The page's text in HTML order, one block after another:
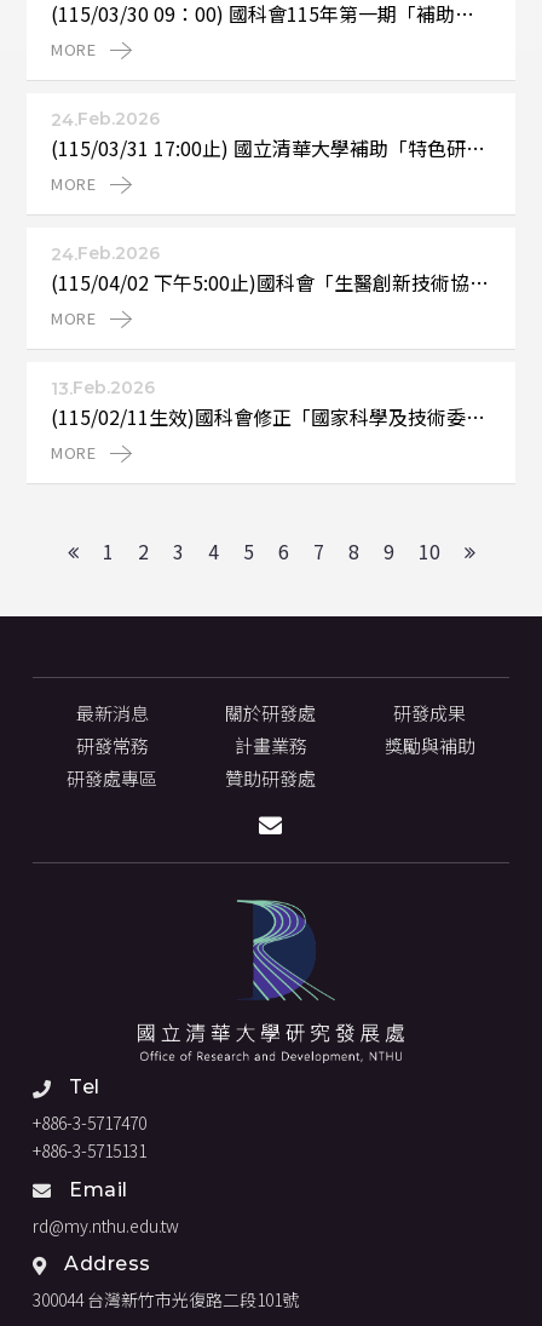
(115/03/30 09：00) 國科會115年第一期「補助國
內舉辦國際學術研討會」自3月1日起受理申請，本
校受理至115年3月30日(星期一)上午09：00止
MORE
24.Feb.2026
(115/03/31 17:00止) 國立清華大學補助「特色研究
儀器設備」計畫徵求，申請文件敬請於115年3月31
日(二)下午5點前送至研發處。
MORE
24.Feb.2026
(115/04/02 下午5:00止)國科會「生醫創新技術協作
平台服務計畫」，國科會截止日115年4月2日(四)下
午5點。
MORE
13.Feb.2026
(115/02/11生效)國科會修正「國家科學及技術委員
會補助產學技術聯盟合作計畫作業要點」第二點、
第五點及第六點，並自即日生效
MORE
1 2 3 4 5 6 7 8 9 10
最新消息 關於研發處
研發成果
研發常務
計畫業務
獎勵與補助
研發處專區
贊助研發處
Tel
+886-3-5717470
+886-3-5715131
Email
rd@my.nthu.edu.tw
Address
300044 台灣新竹市光復路二段101號